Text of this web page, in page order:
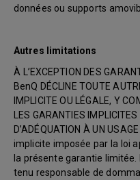
données ou supports
Autres limitations
À L’EXCEPTION DES
BenQ DÉCLINE TOUTE
IMPLICITE OU LÉGALE, Y
LES GARANTIES
D’ADÉQUATION À UN
implicite imposée par la loi
la présente garantie
tenu responsable de